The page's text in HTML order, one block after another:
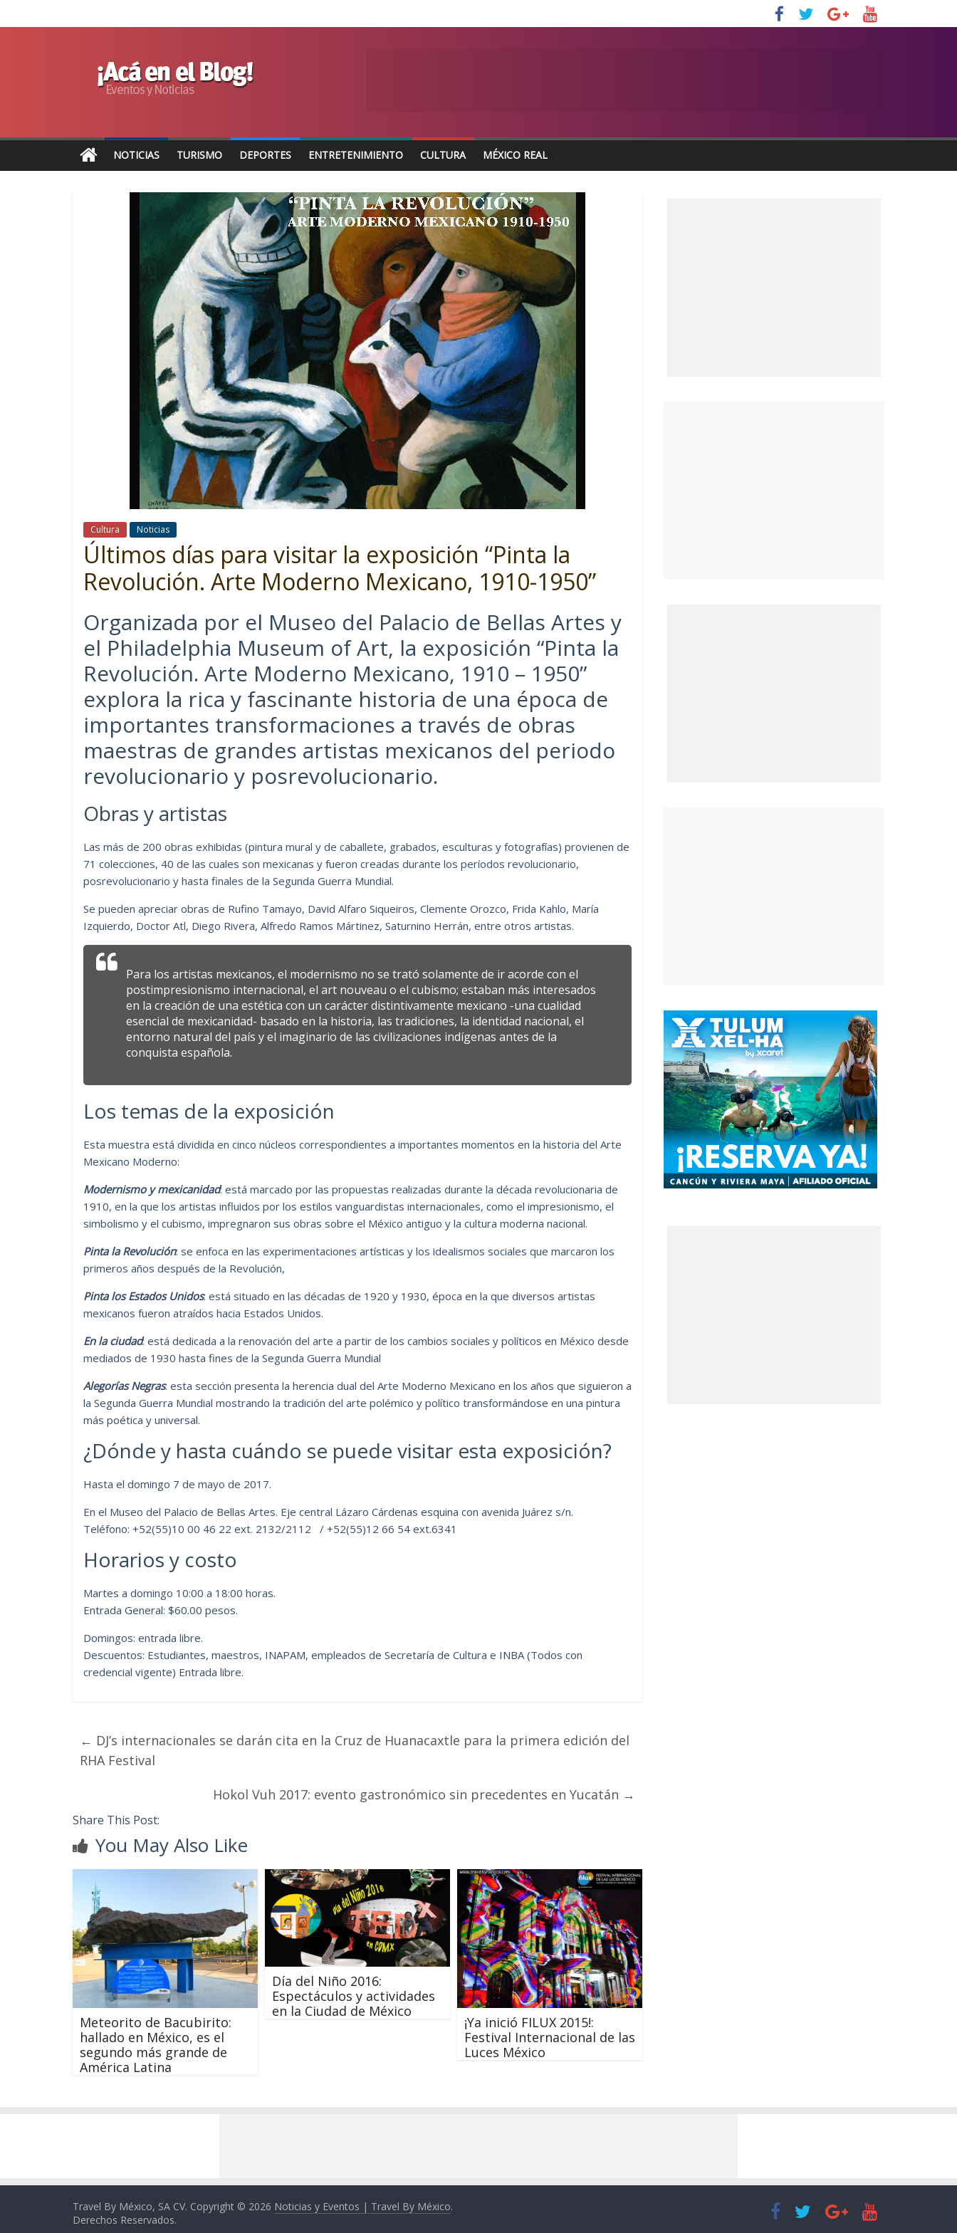
NOTICIAS TURISMO DEPORTES ENTRETENIMIENTO CULTURA MÉXICO REAL
Cultura Noticias
Últimos días para visitar la exposición “Pinta la
Revolución. Arte Moderno Mexicano, 1910-1950”
Organizada por el Museo del Palacio de Bellas Artes y
el Philadelphia Museum of Art, la exposición “Pinta la
Revolución. Arte Moderno Mexicano, 1910 – 1950”
explora la rica y fascinante historia de una época de
importantes transformaciones a través de obras
maestras de grandes artistas mexicanos del periodo
revolucionario y posrevolucionario.
Obras y artistas
Las más de 200 obras exhibidas (pintura mural y de caballete, grabados, esculturas y fotografías) provienen de
71 colecciones, 40 de las cuales son mexicanas y fueron creadas durante los períodos revolucionario,
posrevolucionario y hasta finales de la Segunda Guerra Mundial.
Se pueden apreciar obras de Rufino Tamayo, David Alfaro Siqueiros, Clemente Orozco, Frida Kahlo, María
Izquierdo, Doctor Atl, Diego Rivera, Alfredo Ramos Mártinez, Saturnino Herrán, entre otros artistas.
Para los artistas mexicanos, el modernismo no se trató solamente de ir acorde con el
postimpresionismo internacional, el art nouveau o el cubismo; estaban más interesados
en la creación de una estética con un carácter distintivamente mexicano -una cualidad
esencial de mexicanidad- basado en la historia, las tradiciones, la identidad nacional, el
entorno natural del país y el imaginario de las civilizaciones indígenas antes de la
conquista española.
Los temas de la exposición
Esta muestra está dividida en cinco núcleos correspondientes a importantes momentos en la historia del Arte
Mexicano Moderno:
Modernismo y mexicanidad: está marcado por las propuestas realizadas durante la década revolucionaria de
1910, en la que los artistas influidos por los estilos vanguardistas internacionales, como el impresionismo, el
simbolismo y el cubismo, impregnaron sus obras sobre el México antiguo y la cultura moderna nacional.
Pinta la Revolución: se enfoca en las experimentaciones artísticas y los idealismos sociales que marcaron los
primeros años después de la Revolución,
Pinta los Estados Unidos: está situado en las décadas de 1920 y 1930, época en la que diversos artistas
mexicanos fueron atraídos hacia Estados Unidos.
En la ciudad: está dedicada a la renovación del arte a partir de los cambios sociales y políticos en México desde
mediados de 1930 hasta fines de la Segunda Guerra Mundial
Alegorías Negras: esta sección presenta la herencia dual del Arte Moderno Mexicano en los años que siguieron a
la Segunda Guerra Mundial mostrando la tradición del arte polémico y político transformándose en una pintura
más poética y universal.
¿Dónde y hasta cuándo se puede visitar esta exposición?
Hasta el domingo 7 de mayo de 2017.
En el Museo del Palacio de Bellas Artes. Eje central Lázaro Cárdenas esquina con avenida Juárez s/n.
Teléfono: +52(55)10 00 46 22 ext. 2132/2112 / +52(55)12 66 54 ext.6341
Horarios y costo
Martes a domingo 10:00 a 18:00 horas.
Entrada General: $60.00 pesos.
Domingos: entrada libre.
Descuentos: Estudiantes, maestros, INAPAM, empleados de Secretaría de Cultura e INBA (Todos con
credencial vigente) Entrada libre.
← DJ’s internacionales se darán cita en la Cruz de Huanacaxtle para la primera edición del
RHA Festival
Hokol Vuh 2017: evento gastronómico sin precedentes en Yucatán →
Share This Post:
You May Also Like
Meteorito de Bacubirito:
hallado en México, es el
segundo más grande de
América Latina
Día del Niño 2016:
Espectáculos y actividades
en la Ciudad de México
¡Ya inició FILUX 2015!:
Festival Internacional de las
Luces México
Travel By México, SA CV. Copyright © 2026 Noticias y Eventos | Travel By México.
Derechos Reservados.